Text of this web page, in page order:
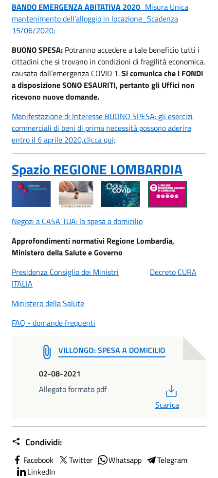
BANDO EMERGENZA ABITATIVA 2020 _Misura Unica
mantenimento dell'alloggio in locazione_Scadenza
15/06/2020;
BUONO SPESA: Potranno accedere a tale beneficio tutti i
cittadini che si trovano in condizioni di fragilità economica,
causata dall’emergenza COVID 1.Si comunica che i FONDI
a disposizione SONO ESAURITI, pertanto gli Uffici non
ricevono nuove domande.
Manifestazione di Interesse BUONO SPESA: gli esercizi
commerciali di beni di prima necessità possono aderire
entro il 6 aprile 2020,clicca qui;
Spazio REGIONE LOMBARDIA
Negozi a CASA TUA: la spesa a domicilio
Approfondimenti normativi Regione Lombardia,
Ministero della Salute e Governo
Presidenza Consiglio dei Ministri
Decreto CURA
ITALIA
Ministero della Salute
FAQ - domande frequenti
VILLONGO: SPESA A DOMICILIO
02-08-2021
Allegato formato pdf
Scarica
Condividi:
Facebook Twitter Whatsapp
Telegram
LinkedIn